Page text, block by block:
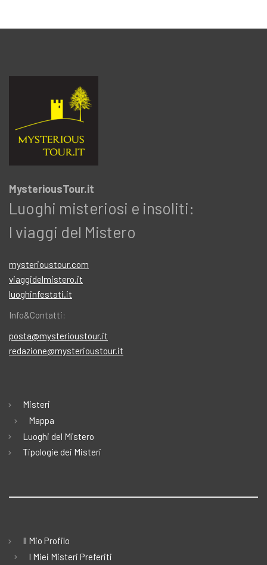
MysteriousTour.it
Luoghi misteriosi e insoliti:
I viaggi del Mistero
mysterioustour.com
viaggidelmistero.it
luoghinfestati.it
Info&Contatti:
posta@mysterioustour.it
redazione@mysterioustour.it
Misteri
Mappa
Luoghi del Mistero
Tipologie dei Misteri
Il Mio Profilo
I Miei Misteri Preferiti